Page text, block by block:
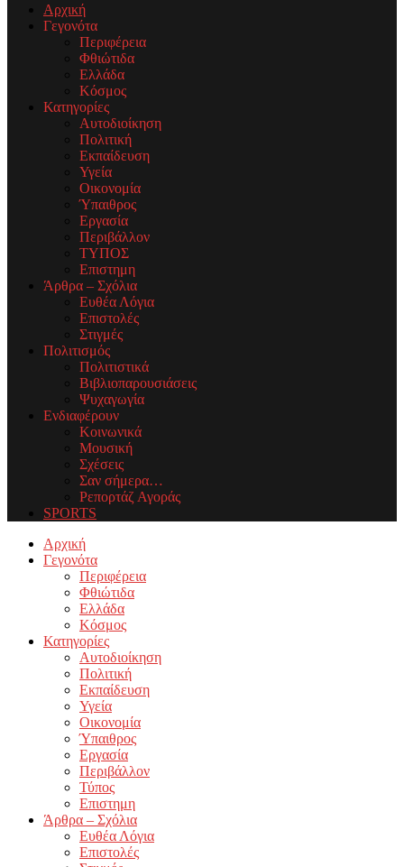
Αρχική
Γεγονότα
Περιφέρεια
Φθιώτιδα
Ελλάδα
Κόσμος
Κατηγορίες
Αυτοδιοίκηση
Πολιτική
Εκπαίδευση
Υγεία
Οικονομία
Ύπαιθρος
Εργασία
Περιβάλλον
ΤΥΠΟΣ
Επιστημη
Άρθρα – Σχόλια
Ευθέα Λόγια
Επιστολές
Στιγμές
Πολιτισμός
Πολιτιστικά
Βιβλιοπαρουσιάσεις
Ψυχαγωγία
Ενδιαφέρουν
Κοινωνικά
Μουσική
Σχέσεις
Σαν σήμερα…
Ρεπορτάζ Αγοράς
SPORTS
Facebook
Twitter
Instagram
Youtube
Email
Αρχική
Γεγονότα
Περιφέρεια
Φθιώτιδα
Ελλάδα
Κόσμος
Κατηγορίες
Αυτοδιοίκηση
Πολιτική
Εκπαίδευση
Υγεία
Οικονομία
Ύπαιθρος
Εργασία
Περιβάλλον
Τύπος
Επιστημη
Άρθρα – Σχόλια
Ευθέα Λόγια
Επιστολές